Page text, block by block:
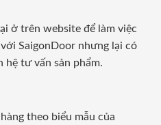
ở trên website để làm việc
SaigonDoor nhưng lại có
hệ tư vấn sản phẩm.
theo biểu mẫu của